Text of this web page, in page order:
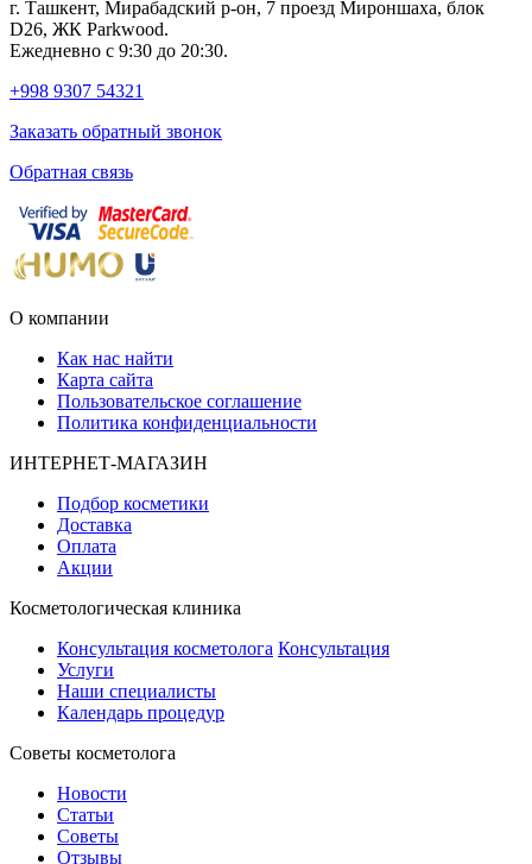
г. Ташкент, Мирабадский р-он, 7 проезд Мироншаха, блок
D26, ЖК Раrkwood.
Ежедневно с 9:30 до 20:30.
+998 9307 54321
Заказать обратный звонок
Обратная связь
О компании
Как нас найти
Карта сайта
Пользовательское соглашение
Политика конфиденциальности
ИНТЕРНЕТ-МАГАЗИН
Подбор косметики
Доставка
Оплата
Акции
Косметологическая клиника
Консультация косметолога Консультация
Услуги
Наши специалисты
Календарь процедур
Cоветы косметолога
Новости
Статьи
Советы
Отзывы